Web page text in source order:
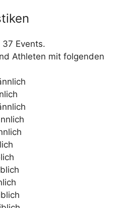
Events.
Athleten mit folgenden